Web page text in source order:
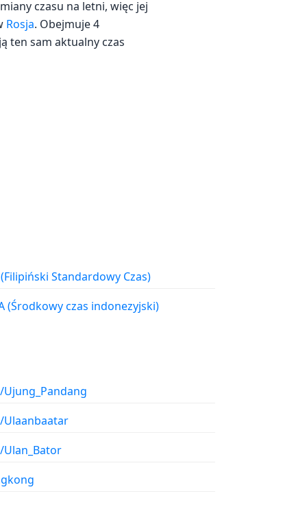
czasu na letni, więc jej
Rosja. Obejmuje 4
ten sam aktualny czas
PST (Filipiński Standardowy Czas)
WITA (Środkowy czas indonezyjski)
Ujung_Pandang
Ulaanbaatar
Ulan_Bator